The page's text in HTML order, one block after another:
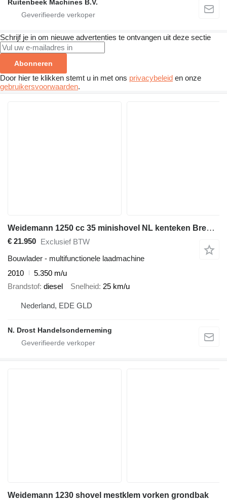
Ruitenbeek Machines B.V.
Schrijf je in om nieuwe advertenties te ontvangen uit deze sectie
Abonneren
Door hier te klikken stemt u in met ons privacybeleid en onze
gebruikersvoorwaarden.
Weidemann 1250 cc 35 minishovel NL kenteken Brede banden
€ 21.950 Exclusief BTW
Bouwlader - multifunctionele laadmachine
2010
5.350 m/u
Brandstof diesel Snelheid 25 km/u
Nederland, EDE GLD
N. Drost Handelsonderneming
Weidemann 1230 shovel mestklem vorken grondbak